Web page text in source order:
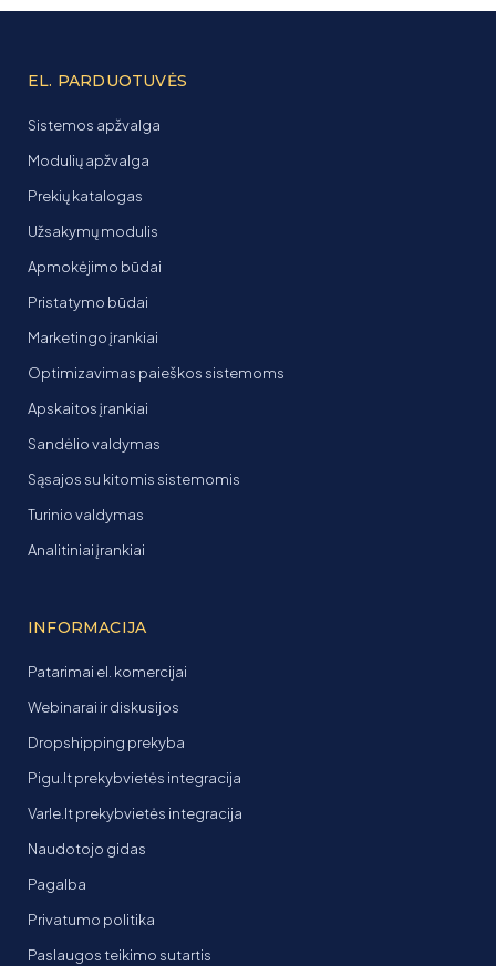
EL. PARDUOTUVĖS
Sistemos apžvalga
Modulių apžvalga
Prekių katalogas
Užsakymų modulis
Apmokėjimo būdai
Pristatymo būdai
Marketingo įrankiai
Optimizavimas paieškos sistemoms
Apskaitos įrankiai
Sandėlio valdymas
Sąsajos su kitomis sistemomis
Turinio valdymas
Analitiniai įrankiai
INFORMACIJA
Patarimai el. komercijai
Webinarai ir diskusijos
Dropshipping prekyba
Pigu.lt prekybvietės integracija
Varle.lt prekybvietės integracija
Naudotojo gidas
Pagalba
Privatumo politika
Paslaugos teikimo sutartis